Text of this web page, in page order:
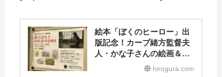
絵本「ぼくのヒーロー」出
版記念！カープ緒方監督夫
人・かな子さんの絵画＆絵
本原画展が本日1/23(火)～
hirogura.com